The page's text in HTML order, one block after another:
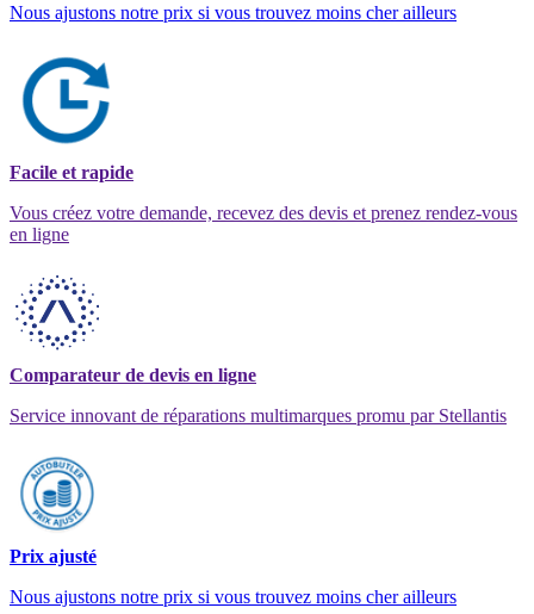
Nous ajustons notre prix si vous trouvez moins cher ailleurs
Facile et rapide
Vous créez votre demande, recevez des devis et prenez rendez-vous
en ligne
Comparateur de devis en ligne
Service innovant de réparations multimarques promu par Stellantis
Prix ajusté
Nous ajustons notre prix si vous trouvez moins cher ailleurs